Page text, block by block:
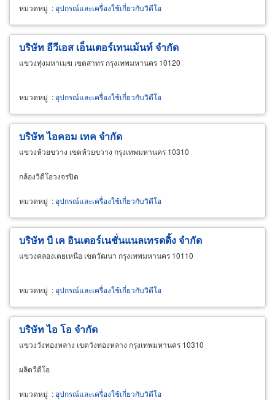
หมวดหมู่ : อุปกรณ์และเครื่องใช้เกี่ยวกับวิดีโอ
บริษัท อีวีเอส เอ็นเตอร์เทนเม้นท์ จำกัด
แขวงทุ่งมหาเมฆ เขตสาทร กรุงเทพมหานคร 10120
หมวดหมู่ : อุปกรณ์และเครื่องใช้เกี่ยวกับวิดีโอ
บริษัท ไอคอม เทค จำกัด
แขวงห้วยขวาง เขตห้วยขวาง กรุงเทพมหานคร 10310
กล้องวิดีโอวงจรปิด
หมวดหมู่ : อุปกรณ์และเครื่องใช้เกี่ยวกับวิดีโอ
บริษัท บี เค อินเตอร์เนชั่นแนลเทรดดิ้ง จำกัด
แขวงคลองเตยเหนือ เขตวัฒนา กรุงเทพมหานคร 10110
หมวดหมู่ : อุปกรณ์และเครื่องใช้เกี่ยวกับวิดีโอ
บริษัท ไอ โอ จำกัด
แขวงวังทองหลาง เขตวังทองหลาง กรุงเทพมหานคร 10310
ผลิตวีดีโอ
หมวดหมู่ : อุปกรณ์และเครื่องใช้เกี่ยวกับวิดีโอ